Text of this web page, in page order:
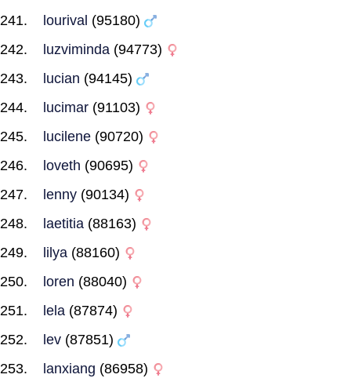
lourival (95180)
luzviminda (94773)
lucian (94145)
lucimar (91103)
lucilene (90720)
loveth (90695)
lenny (90134)
laetitia (88163)
lilya (88160)
loren (88040)
lela (87874)
lev (87851)
lanxiang (86958)